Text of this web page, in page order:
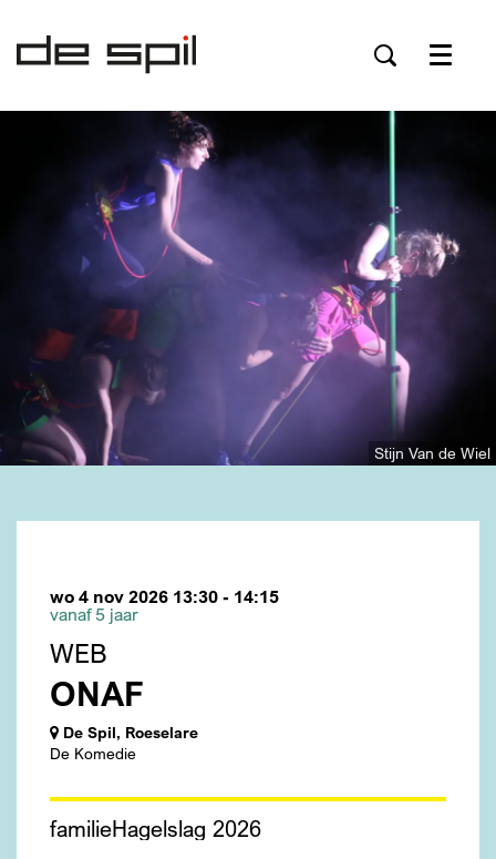
Menu
Stijn Van de Wiel
WEB
ONAF
vanaf 5 jaar
wo 4 nov 2026 13:30 - 14:15
De Spil, Roeselare
De Komedie
familieHagelslag 2026